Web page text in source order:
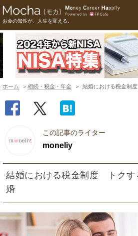
お金の知性が、人生を変える。
ホーム 相続・税金・年金 結婚における税金制
この記事のライター
moneliy
結婚における税金制度 トクす
婚